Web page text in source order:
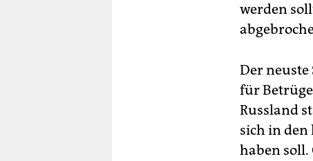
werden
Der
für
Russland
sich in
haben soll.